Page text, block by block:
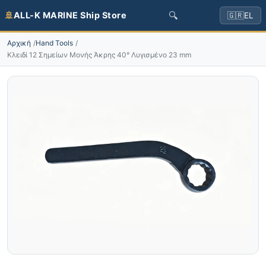
🚢ALL-K MARINE Ship Store 🔍 🇬🇷EL
Αρχική
Hand Tools
Κλειδί 12 Σημείων Μονής Άκρης 40° Λυγισμένο 23 mm